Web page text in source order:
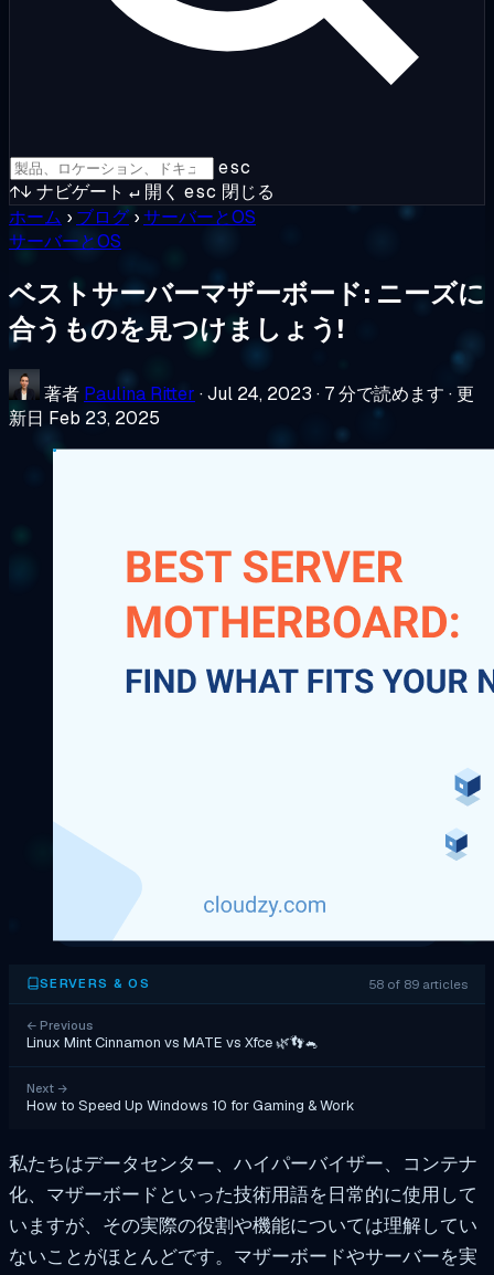
esc
↑↓ ナビゲート ↵ 開く esc 閉じる
ホーム › ブログ ›サーバーとOS
サーバーとOS
ベストサーバーマザーボード: ニーズに
合うものを見つけましょう!
著者 Paulina Ritter ·Jul 24, 2023 · 7 分で読めます ·更
新日 Feb 23, 2025
SERVERS & OS 58 of 89 articles
← Previous
Linux Mint Cinnamon vs MATE vs Xfce 🌿👣🐁
Next →
How to Speed Up Windows 10 for Gaming & Work
私たちはデータセンター、ハイパーバイザー、コンテナ
化、マザーボードといった技術用語を日常的に使用して
いますが、その実際の役割や機能については理解してい
ないことがほとんどです。マザーボードやサーバーを実